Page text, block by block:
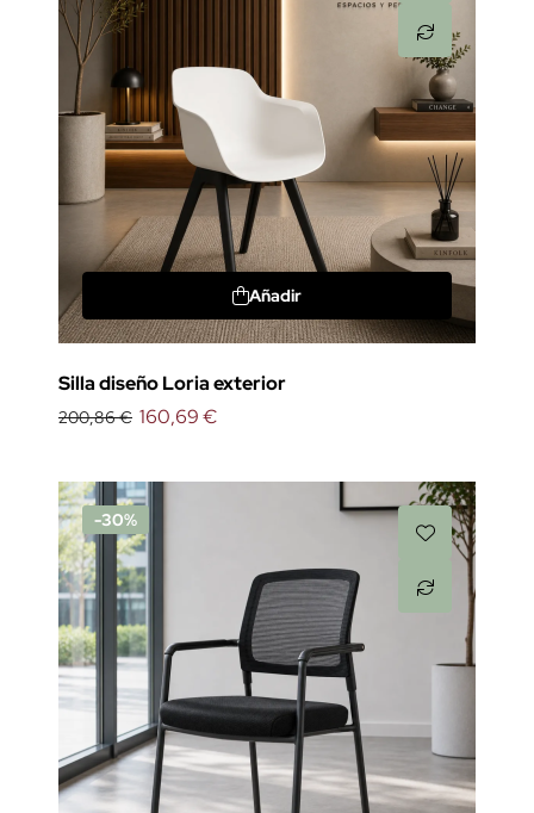
Añadir
Silla diseño Loria exterior
200,86 € 160,69 €
-30%